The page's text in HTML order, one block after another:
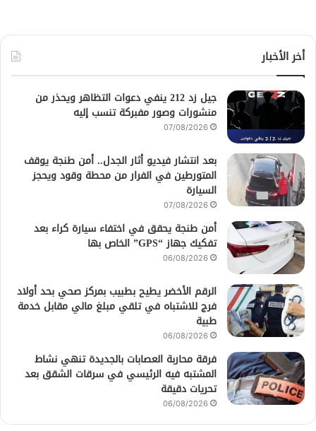
أخر الأخبار
جيل زد 212 ينفي دعوات التظاهر ويحذر من
منشورات وصور مفبركة تنسب إليه
07/08/2026
بعد انتشار فيديو أثار الجدل.. أمن طنجة يوقف
المتورطين في الفرار من محطة وقود ويحجز
السيارة
07/08/2026
أمن طنجة يحقق في اختفاء سيارة كراء بعد
تفكيك جهاز “GPS” الخاص بها
06/08/2026
الرقم الأخضر يطيح بطبيب بمركز صحي بحد أولاد
فرج للاشتباه في تلقي مبلغ مالي مقابل خدمة
طبية
06/08/2026
فرقة محاربة العصابات بالجديدة تنهي نشاط
المشتبه فيه الرئيسي في سرقات الشقق بعد
تحريات دقيقة
06/08/2026